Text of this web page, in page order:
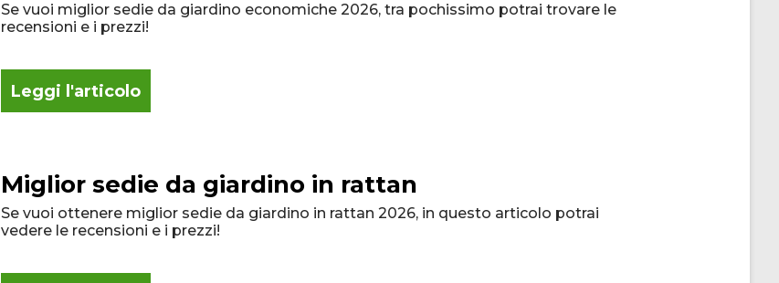
Se vuoi miglior sedie da giardino economiche 2026, tra pochissimo potrai trovare le
recensioni e i prezzi!
Leggi l'articolo
Miglior sedie da giardino in rattan
Se vuoi ottenere miglior sedie da giardino in rattan 2026, in questo articolo potrai
vedere le recensioni e i prezzi!